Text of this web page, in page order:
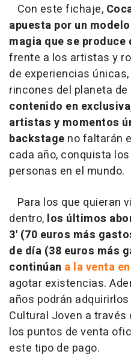
Con este fichaje,
apuesta por un
magia que se
frente a los artistas y
de experiencias
rincones del planeta
contenido en
artistas y momentos
backstage no faltarán
cada año, conquista
personas en el mundo.
Para los que quieran
dentro, los últimos
3' (70 euros más
de día (38 euros más
continúan a la venta
agotar existencias.
años podrán
Cultural Joven a través
los puntos de venta
este tipo de pago.